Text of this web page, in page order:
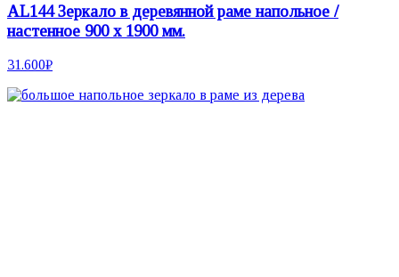
AL144 Зеркало в деревянной раме напольное /
настенное 900 х 1900 мм.
31.600₽